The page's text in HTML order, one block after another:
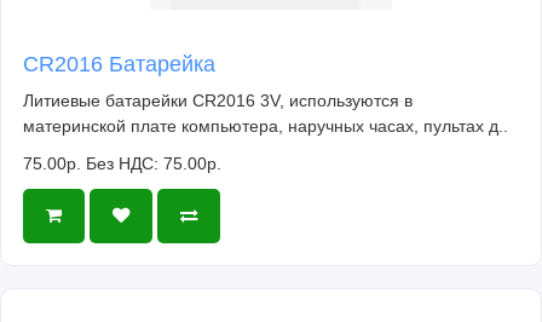
CR2016 Батарейка
Литиевые батарейки CR2016 3V, используются в
материнской плате компьютера, наручных часах, пультах д..
75.00р. Без НДС: 75.00р.